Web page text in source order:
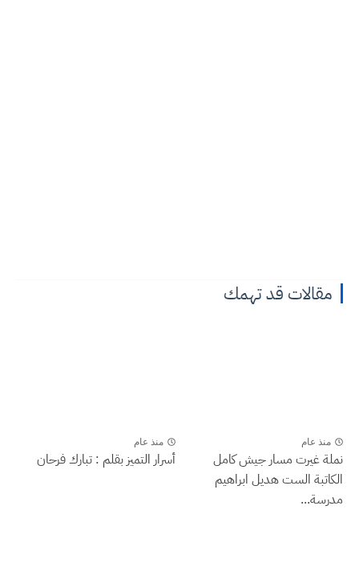
مقالات قد تهمك
منذ عام
نملة غيرت مسار جيش كامل
الكاتبة الست هديل ابراهيم
مدرسة...
منذ عام
أسرار التميز بقلم : تبارك فرحان